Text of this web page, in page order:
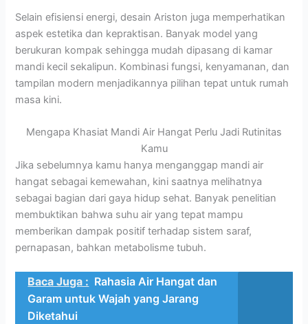
Selain efisiensi energi, desain Ariston juga memperhatikan
aspek estetika dan kepraktisan. Banyak model yang
berukuran kompak sehingga mudah dipasang di kamar
mandi kecil sekalipun. Kombinasi fungsi, kenyamanan, dan
tampilan modern menjadikannya pilihan tepat untuk rumah
masa kini.
Mengapa Khasiat Mandi Air Hangat Perlu Jadi Rutinitas
Kamu
Jika sebelumnya kamu hanya menganggap mandi air
hangat sebagai kemewahan, kini saatnya melihatnya
sebagai bagian dari gaya hidup sehat. Banyak penelitian
membuktikan bahwa suhu air yang tepat mampu
memberikan dampak positif terhadap sistem saraf,
pernapasan, bahkan metabolisme tubuh.
Baca Juga : Rahasia Air Hangat dan
Garam untuk Wajah yang Jarang
Diketahui